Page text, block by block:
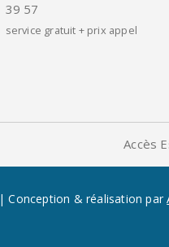
39 57
service gratuit + prix appel
Accès
| Conception & réalisation par